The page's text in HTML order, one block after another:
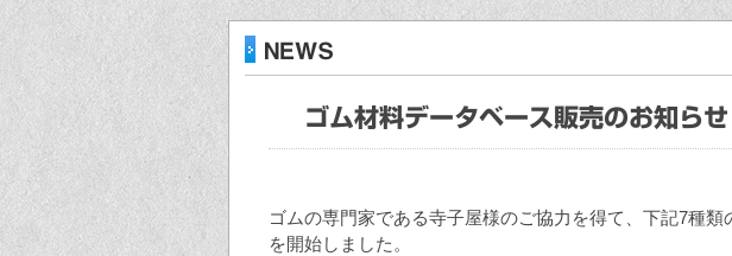
ゴム材料データベース販売のお知らせ
ゴムの専門家である寺子屋様のご協力を得て、下記7種
を開始しました。